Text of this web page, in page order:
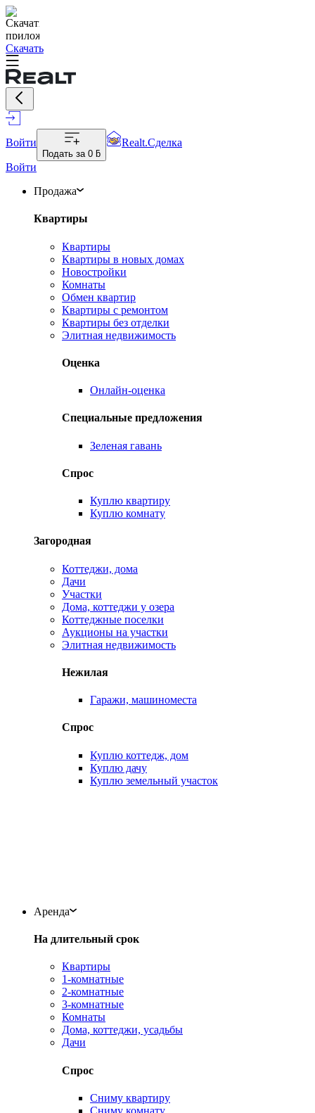
Скачать
Войти
Подать за 0 ƃ
Realt.Сделка
Войти
Продажа
Квартиры
Квартиры
Квартиры в новых домах
Новостройки
Комнаты
Обмен квартир
Квартиры с ремонтом
Квартиры без отделки
Элитная недвижимость
Оценка
Онлайн-оценка
Специальные предложения
Зеленая гавань
Спрос
Куплю квартиру
Куплю комнату
Загородная
Коттеджи, дома
Дачи
Участки
Дома, коттеджи у озера
Коттеджные поселки
Аукционы на участки
Элитная недвижимость
Нежилая
Гаражи, машиноместа
Спрос
Куплю коттедж, дом
Куплю дачу
Куплю земельный участок
Аренда
На длительный срок
Квартиры
1-комнатные
2-комнатные
3-комнатные
Комнаты
Дома, коттеджи, усадьбы
Дачи
Спрос
Сниму квартиру
Сниму комнату